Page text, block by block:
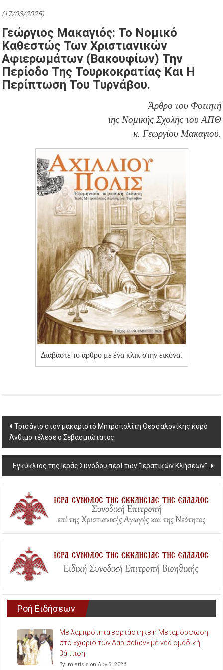
(17/03/2025)
Γεώργιος Μακαγιός: Το Νομικό
Καθεστώς Των Χριστιανικών
Αφιερωμάτων (βακουφίων) Την
Περίοδο Της Τουρκοκρατίας Και Η
Περίπτωση Του Τυρνάβου.
Άρθρο του Φοιτητή
της Νομικής Σχολής του ΑΠΘ
κ. Γεωργίου Μακαγιού.
Διαβάστε το άρθρο με ένα κλικ στην εικόνα.
Post
navigation
Τρισάγιο στον μακαριστό Μητροπολίτη Θεσσαλονίκης κυρό
Άνθιμο τέλεσε ο Σεβασμιώτατος.
Εγκύκλιος της Ιεράς Συνόδου περί των “Ιερατικών Κλήσεων”.
Ροή Ειδήσεων
Με λαμπρότητα εορτάστηκε η Μεταμόρφωση
στο «χωριό των Λαρισαίων» με νέα ομαδική
βάπτιση.
By imlarisis on Αυγ 7, 2026